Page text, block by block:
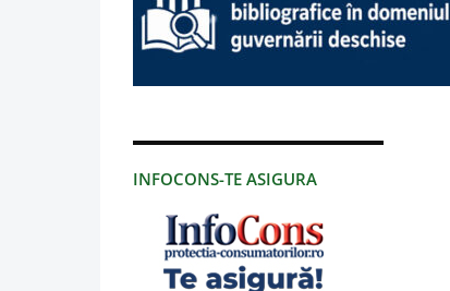
INFOCONS-TE ASIGURA